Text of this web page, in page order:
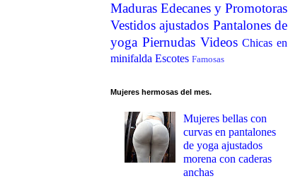
Maduras Edecanes y Promotoras
Vestidos ajustados Pantalones de
yoga Piernudas Videos Chicas en
minifalda Escotes Famosas
Mujeres hermosas del mes.
Mujeres bellas con
curvas en pantalones
de yoga ajustados
morena con caderas
anchas